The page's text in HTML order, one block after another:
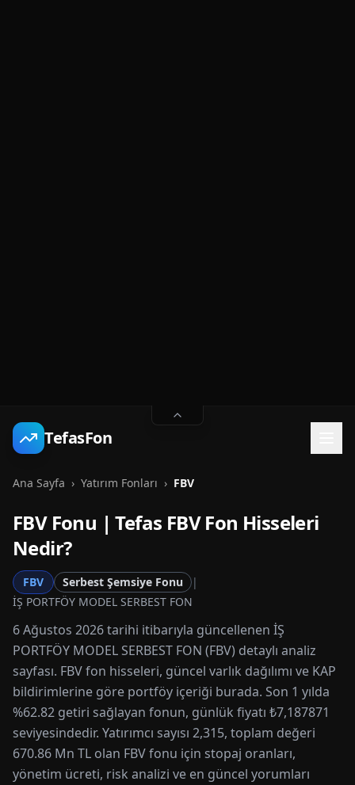
TefasFon
Ana Sayfa › Yatırım Fonları › FBV
FBVFonu | Tefas FBVFon Hisseleri
Nedir?
FBV Serbest Şemsiye Fonu
|
İŞ PORTFÖY MODEL SERBEST FON
6 Ağustos 2026 tarihi itibarıyla güncellenen İŞ
PORTFÖY MODEL SERBEST FON (FBV) detaylı analiz
sayfası. FBV fon hisseleri, güncel varlık dağılımı ve KAP
bildirimlerine göre portföy içeriği burada. Son 1 yılda
%62.82 getiri sağlayan fonun, günlük fiyatı ₺7,187871
seviyesindedir. Yatırımcı sayısı 2,315, toplam değeri
670.86 Mn TL olan FBV fonu için stopaj oranları,
yönetim ücreti, risk analizi ve en güncel yorumları